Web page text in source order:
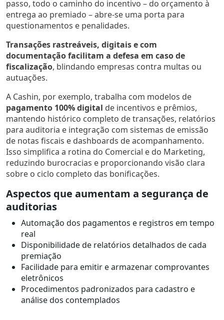
passo, todo o caminho do incentivo – do orçamento à
entrega ao premiado – abre-se uma porta para
questionamentos e penalidades.
Transações rastreáveis, digitais e com
documentação facilitam a defesa em caso de
fiscalização, blindando empresas contra multas ou
autuações.
A Cashin, por exemplo, trabalha com modelos de
pagamento 100% digital de incentivos e prêmios,
mantendo histórico completo de transações, relatórios
para auditoria e integração com sistemas de emissão
de notas fiscais e dashboards de acompanhamento.
Isso simplifica a rotina do Comercial e do Marketing,
reduzindo burocracias e proporcionando visão clara
sobre o ciclo completo das bonificações.
Aspectos que aumentam a segurança de
auditorias
Automação dos pagamentos e registros em tempo
real
Disponibilidade de relatórios detalhados de cada
premiação
Facilidade para emitir e armazenar comprovantes
eletrônicos
Procedimentos padronizados para cadastro e
análise dos contemplados